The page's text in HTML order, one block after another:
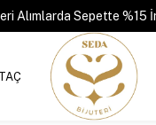
Alımlarda Sepette %15
TAÇ